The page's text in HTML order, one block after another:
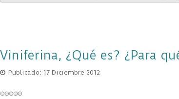
Viniferina, ¿Qué es? ¿Para
Publicado: 17 Diciembre 2012